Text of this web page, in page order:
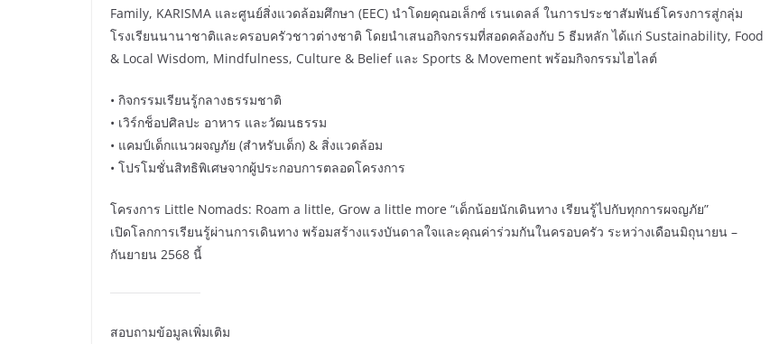
Family, KARISMA และศูนย์สิ่งแวดล้อมศึกษา (EEC) นำโดยคุณอเล็กซ์ เรนเดลล์ ในการประชาสัมพันธ์โครงการสู่กลุ่ม
โรงเรียนนานาชาติและครอบครัวชาวต่างชาติ โดยนำเสนอกิจกรรมที่สอดคล้องกับ 5 ธีมหลัก ได้แก่ Sustainability, Food
& Local Wisdom, Mindfulness, Culture & Belief และ Sports & Movement พร้อมกิจกรรมไฮไลต์
• กิจกรรมเรียนรู้กลางธรรมชาติ
• เวิร์กช็อปศิลปะ อาหาร และวัฒนธรรม
• แคมป์เด็กแนวผจญภัย (สำหรับเด็ก) & สิ่งแวดล้อม
• โปรโมชั่นสิทธิพิเศษจากผู้ประกอบการตลอดโครงการ
โครงการ Little Nomads: Roam a little, Grow a little more “เด็กน้อยนักเดินทาง เรียนรู้ไปกับทุกการผจญภัย”
เปิดโลกการเรียนรู้ผ่านการเดินทาง พร้อมสร้างแรงบันดาลใจและคุณค่าร่วมกันในครอบครัว ระหว่างเดือนมิถุนายน –
กันยายน 2568 นี้
สอบถามข้อมูลเพิ่มเติม